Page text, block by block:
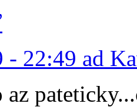
- 22:49 ad
az